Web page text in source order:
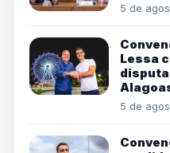
5 de
Lessa
disputa
5 de